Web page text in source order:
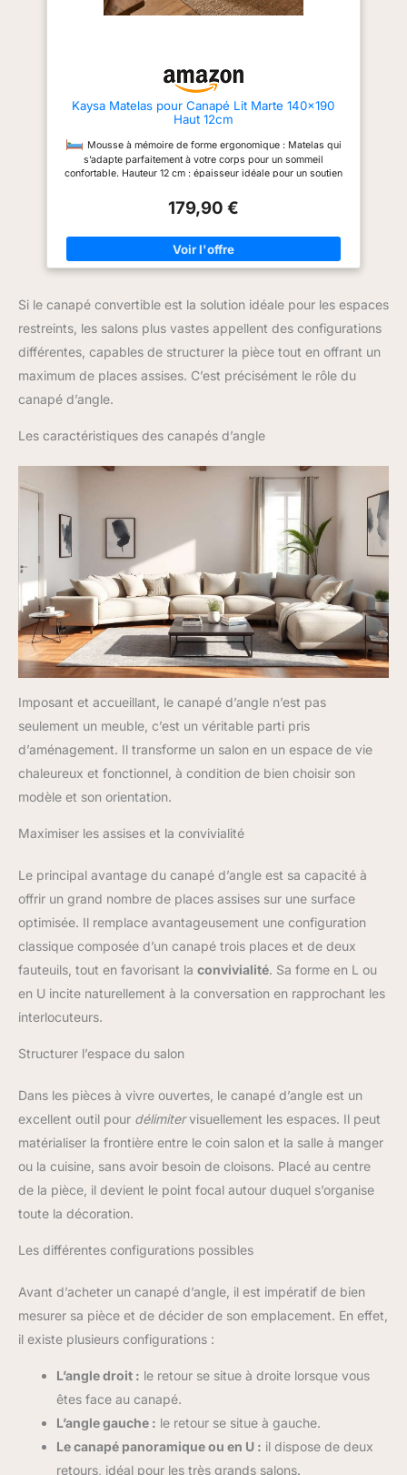
Kaysa Matelas pour Canapé Lit Marte 140x190
Haut 12cm
Mousse à mémoire de forme ergonomique : Matelas qui
s’adapte parfaitement à votre corps pour un sommeil
confortable. Hauteur 12 cm : épaisseur idéale pour un soutien
pour résister aux sollicitations quotidiennes.
anti-allergique : protection contre les allergènes pour un
convient pour les canapés convertibles, les camping-cars, les
caravanes, les lits pliants et le camping.
Tissu doux :
179,90 €
Si le canapé convertible est la solution idéale pour les espaces
restreints, les salons plus vastes appellent des configurations
différentes, capables de structurer la pièce tout en offrant un
maximum de places assises. C’est précisément le rôle du
canapé d’angle.
Les caractéristiques des canapés d’angle
Imposant et accueillant, le canapé d’angle n’est pas
seulement un meuble, c’est un véritable parti pris
d’aménagement. Il transforme un salon en un espace de vie
chaleureux et fonctionnel, à condition de bien choisir son
modèle et son orientation.
Maximiser les assises et la convivialité
Le principal avantage du canapé d’angle est sa capacité à
offrir un grand nombre de places assises sur une surface
optimisée. Il remplace avantageusement une configuration
classique composée d’un canapé trois places et de deux
fauteuils, tout en favorisant la convivialité. Sa forme en L ou
en U incite naturellement à la conversation en rapprochant les
interlocuteurs.
Structurer l’espace du salon
Dans les pièces à vivre ouvertes, le canapé d’angle est un
excellent outil pour délimitervisuellement les espaces. Il peut
matérialiser la frontière entre le coin salon et la salle à manger
ou la cuisine, sans avoir besoin de cloisons. Placé au centre
de la pièce, il devient le point focal autour duquel s’organise
toute la décoration.
Les différentes configurations possibles
Avant d’acheter un canapé d’angle, il est impératif de bien
mesurer sa pièce et de décider de son emplacement. En effet,
il existe plusieurs configurations :
L’angle droit : le retour se situe à droite lorsque vous
êtes face au canapé.
L’angle gauche : le retour se situe à gauche.
Le canapé panoramique ou en U : il dispose de deux
retours, idéal pour les très grands salons.